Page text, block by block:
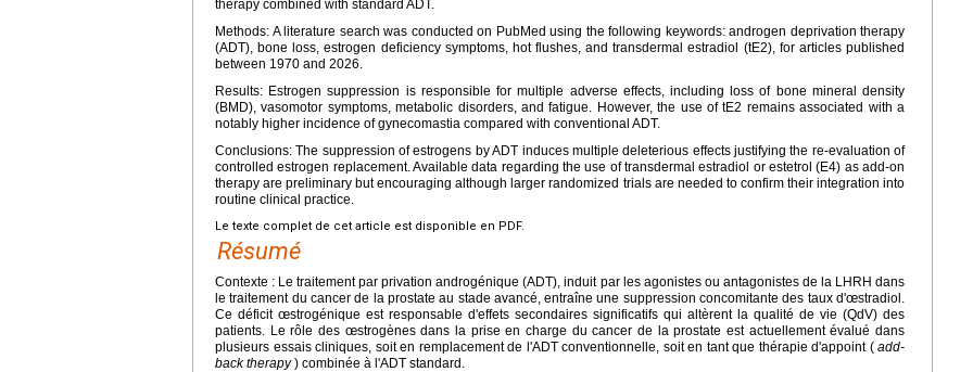
therapy combined with standard ADT.
Methods: A literature search was conducted on PubMed using the following keywords: androgen deprivation therapy
(ADT), bone loss, estrogen deficiency symptoms, hot flushes, and transdermal estradiol (tE2), for articles published
between 1970 and 2026.
Results: Estrogen suppression is responsible for multiple adverse effects, including loss of bone mineral density
(BMD), vasomotor symptoms, metabolic disorders, and fatigue. However, the use of tE2 remains associated with a
notably higher incidence of gynecomastia compared with conventional ADT.
Conclusions: The suppression of estrogens by ADT induces multiple deleterious effects justifying the re-evaluation of
controlled estrogen replacement. Available data regarding the use of transdermal estradiol or estetrol (E4) as add-on
therapy are preliminary but encouraging although larger randomized trials are needed to confirm their integration into
routine clinical practice.
Le texte complet de cet article est disponible en PDF.
Résumé
Contexte : Le traitement par privation androgénique (ADT), induit par les agonistes ou antagonistes de la LHRH dans
le traitement du cancer de la prostate au stade avancé, entraîne une suppression concomitante des taux d'œstradiol.
Ce déficit œstrogénique est responsable d'effets secondaires significatifs qui altèrent la qualité de vie (QdV) des
patients. Le rôle des œstrogènes dans la prise en charge du cancer de la prostate est actuellement évalué dans
plusieurs essais cliniques, soit en remplacement de l'ADT conventionnelle, soit en tant que thérapie d'appoint ( add-
back therapy) combinée à l'ADT standard.